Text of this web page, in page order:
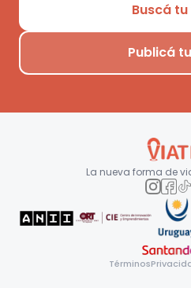
Buscá
Publicá
La nueva forma de
Términos